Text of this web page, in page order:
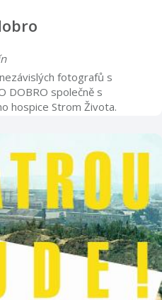
fotografů s
DOBRO společně s
hospice Strom Života.